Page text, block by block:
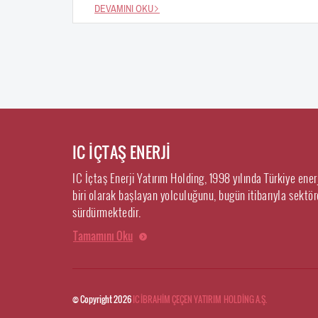
DEVAMINI OKU
IC İÇTAŞ ENERJİ
IC İçtaş Enerji Yatırım Holding, 1998 yılında Türkiye
biri olarak başlayan yolculuğunu, bugün itibarıyla
sürdürmektedir.
Tamamını Oku
© Copyright 2026IC İBRAHİM ÇEÇEN YATIRIM HOLDİNG A.Ş.